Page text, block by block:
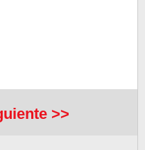
>>